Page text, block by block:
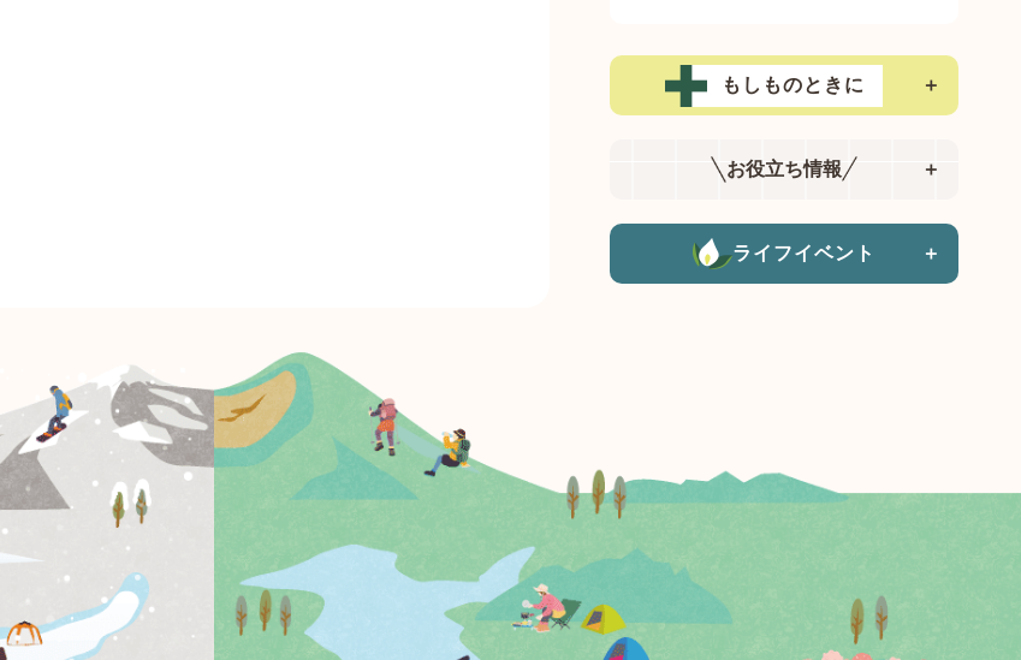
もしものときに ＋
お役立ち情報 ＋
ライフイベント ＋